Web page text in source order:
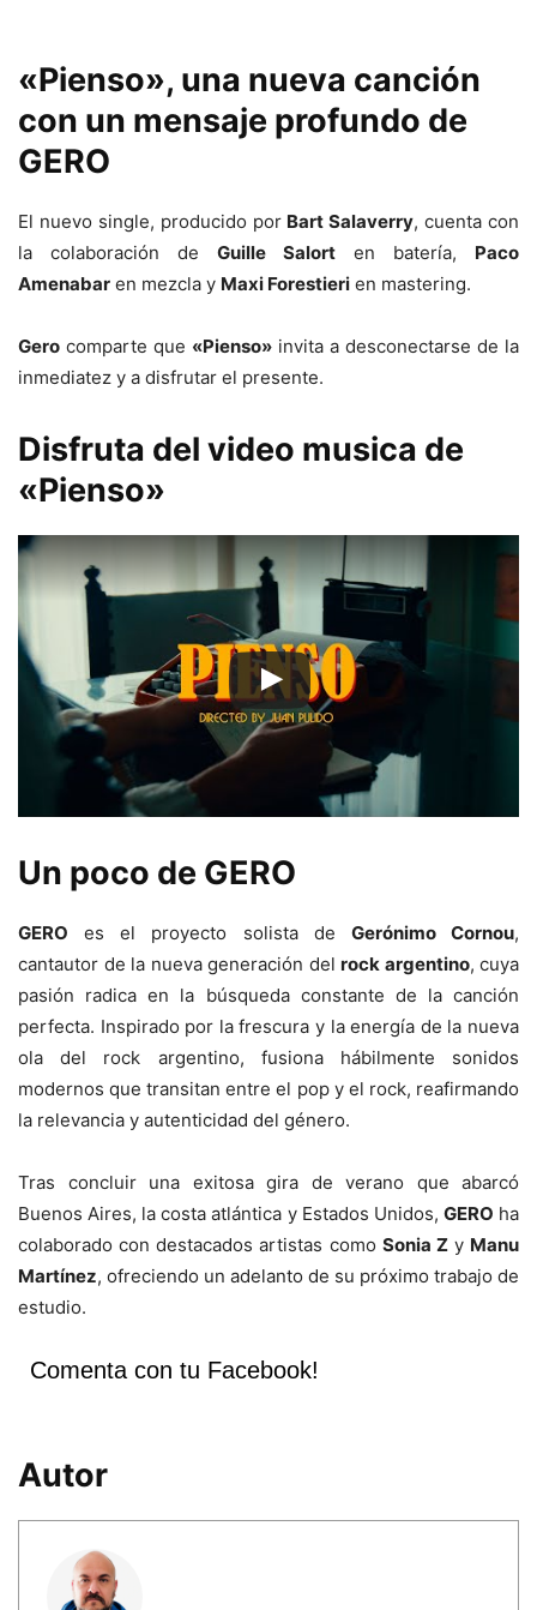
«Pienso», una nueva canción
con un mensaje profundo de
GERO
El nuevo single, producido por Bart Salaverry, cuenta con
la colaboración de Guille Salort en batería, Paco
Amenabar en mezcla y Maxi Forestieri en mastering.
Gero comparte que «Pienso» invita a desconectarse de la
inmediatez y a disfrutar el presente.
Disfruta del video musica de
«Pienso»
Un poco de GERO
GERO es el proyecto solista de Gerónimo Cornou,
cantautor de la nueva generación del rock argentino, cuya
pasión radica en la búsqueda constante de la canción
perfecta. Inspirado por la frescura y la energía de la nueva
ola del rock argentino, fusiona hábilmente sonidos
modernos que transitan entre el pop y el rock, reafirmando
la relevancia y autenticidad del género.
Tras concluir una exitosa gira de verano que abarcó
Buenos Aires, la costa atlántica y Estados Unidos, GERO ha
colaborado con destacados artistas como Sonia Zy Manu
Martínez, ofreciendo un adelanto de su próximo trabajo de
estudio.
Comenta con tu Facebook!
Autor